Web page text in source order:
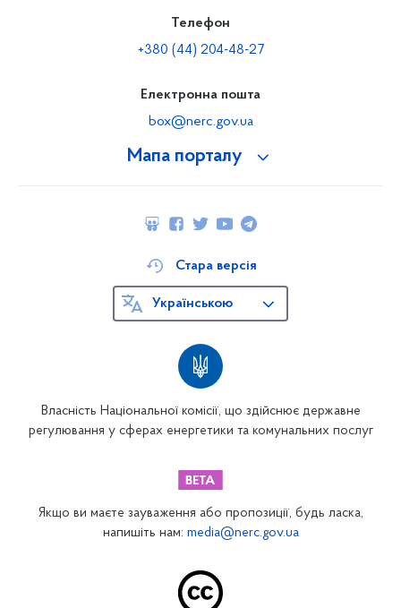
Мапа порталу
Телефон
+380 (44) 204-48-27
Електронна пошта
box@nerc.gov.ua
Власність Національної комісії, що здійснює державне
регулювання у сферах енергетики та комунальних послуг
Стара версія
Українською
Якщо ви маєте зауваження або пропозиції, будь ласка,
напишіть нам: media@nerc.gov.ua